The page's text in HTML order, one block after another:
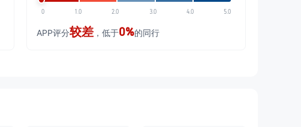
0 1.0 2.0 3.0 4.0 5.0
APP评分较差 ，低于0%的同行